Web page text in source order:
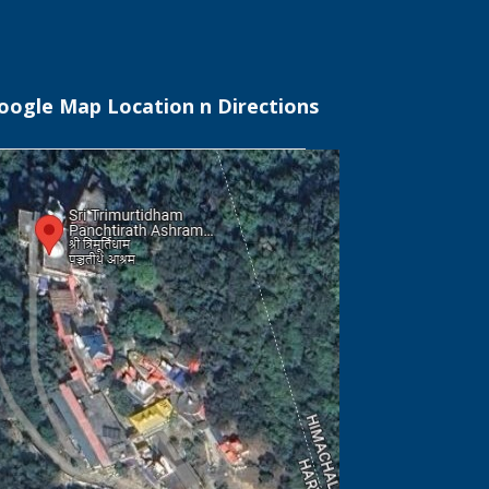
Map Location n Directions